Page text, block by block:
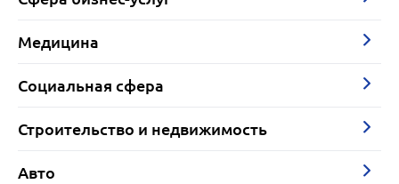
Медицина
Социальная сфера
Строительство и недвижимость
Авто